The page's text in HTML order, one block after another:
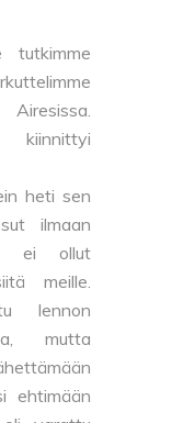
tutkimme
kiinnittyi
heti sen
ilmaan
ei ollut
meille.
lennon
mutta
ehtimään